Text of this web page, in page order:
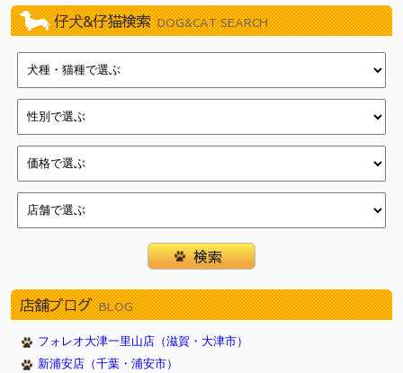
仔犬&仔猫検索 DOG&CAT SEARCH
店舗ブログ BLOG
フォレオ大津一里山店（滋賀・大津市）
新浦安店（千葉・浦安市）